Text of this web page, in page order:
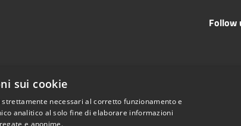
Follow
sui cookie
necessari al corretto funzionamento e
analitico al solo fine di elaborare informazioni
e anonime.